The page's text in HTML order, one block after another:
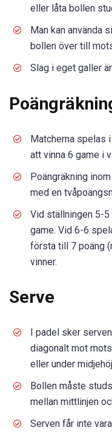
eller låta bollen
Man kan använda
bollen över till
Slag i eget galler
Matcherna spelas
att vinna 6 game i
Poängräkning
med en
Vid ställningen 5-
game. Vid 6-6
första till 7 poäng
vinner.
Serve
I padel sker
diagonalt mot
eller under
Bollen måste
mellan mittlinjen
Serven får inte